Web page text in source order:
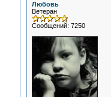
Любовь
Ветеран
Сообщений: 7250